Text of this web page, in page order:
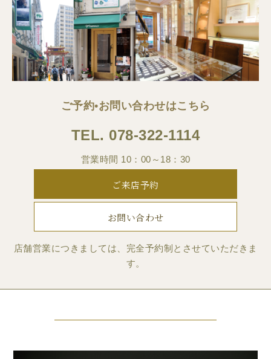
ご予約•お問い合わせはこちら
TEL. 078-322-1114
営業時間 10：00～18：30
ご来店予約
お問い合わせ
店舗営業につきましては、完全予約制とさせていただきま
す。